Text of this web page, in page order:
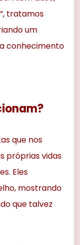
tratamos
um
conhecimento
que nos
próprias vidas
Eles
mostrando
que talvez